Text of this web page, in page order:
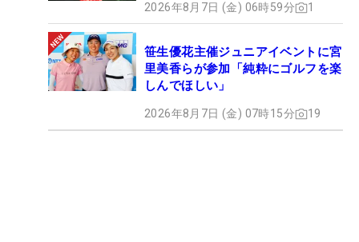
2026年8月7日 (金) 06時59分 1
笹生優花主催ジュニアイベントに宮
里美香らが参加「純粋にゴルフを楽
しんでほしい」
2026年8月7日 (金) 07時15分 19